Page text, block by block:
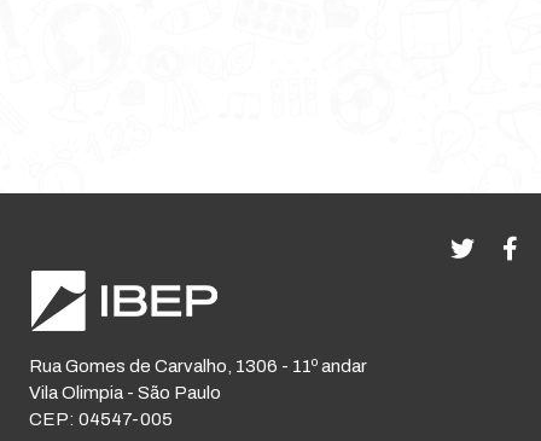
Rua Gomes de Carvalho, 1306 - 11º andar
Vila Olimpia - São Paulo
CEP: 04547-005